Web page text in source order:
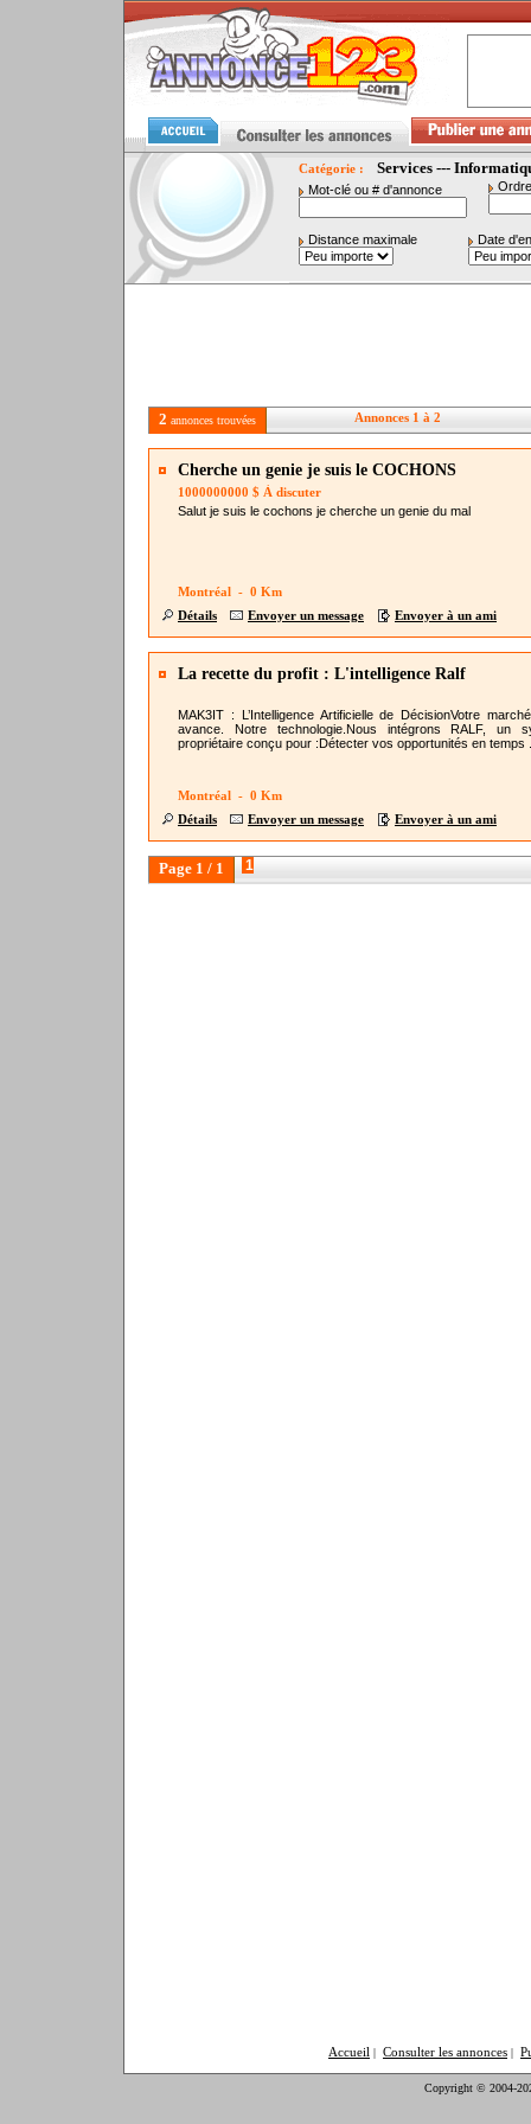
Catégorie : Services ---
Mot-clé ou # d'annonce
Distance maximale Date
2 annonces trouvées Annonces 1 à 2
Cherche un genie je suis le COCHONS
1000000000 $ À discuter
Salut je suis le cochons je cherche un genie du mal
Montréal - 0 Km
Détails
Envoyer un message Envoyer à un ami
La recette du profit : L'intelligence Ralf
MAK3IT : L’Intelligence Artificielle de Décision ​Votre
avance. Notre technologie. ​Nous intégrons RALF, un
propriétaire conçu pour : ​Détecter vos opportunités en temps
Montréal - 0 Km
Détails
Envoyer un message Envoyer à un ami
Page 1 / 1 1
Accueil | Consulter les annonces |
Copyright © 2004-